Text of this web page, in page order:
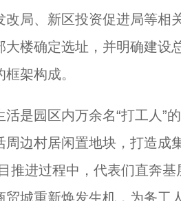
改局、新区投资促进局等相
大楼确定选址，并明确建设
架构成。
园区内万余名“打工人”
边村居闲置地块，打造成
推进过程中，代表们直奔
贸城重新焕发生机，为务工